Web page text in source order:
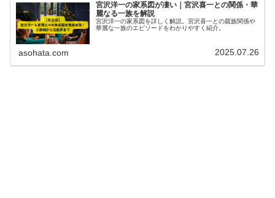
宮沢洋一の家系図が凄い｜宮沢喜一との関係・華
麗なる一族を解説
宮沢洋一の家系図を詳しく解説。宮沢喜一との親族関係や
華麗な一族のエピソードをわかりやすく紹介。
asohata.com 2025.07.26